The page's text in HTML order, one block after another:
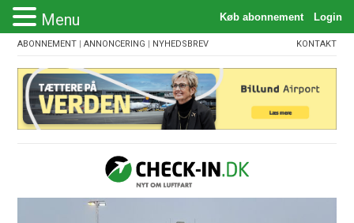
ABONNEMENT |ANNONCERING | NYHEDSBREV KONTAKT
Menu